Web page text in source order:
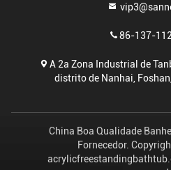
86-137-
A 2a Zona Industrial de
distrito de Nanhai,
China Boa Qualidade
Fornecedor.